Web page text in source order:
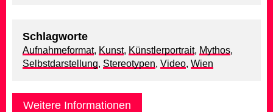
Schlagworte
Aufnahmeformat, Kunst, Künstlerportrait, Mythos,
Selbstdarstellung, Stereotypen, Video, Wien
Weitere Informationen